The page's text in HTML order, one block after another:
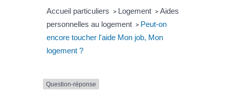
Accueil particuliers > Logement > Aides
personnelles au logement > Peut-on
encore toucher l'aide Mon job, Mon
logement ?
Question-réponse